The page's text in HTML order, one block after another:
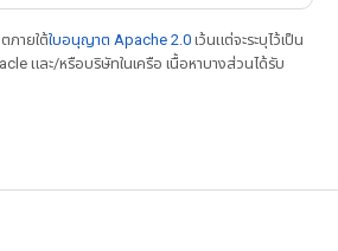
ภายใต้ใบอนุญาต Apache 2.0 เว้นแต่จะระบุไว้เป็น
และ/หรือบริษัทในเครือ เนื้อหาบางส่วนได้รับ